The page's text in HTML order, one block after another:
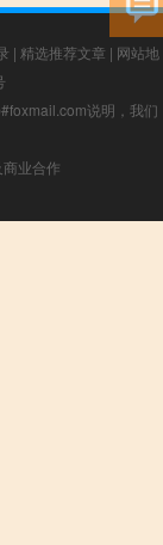
| 精选推荐文章 | 网站地
说明，我们
业合作